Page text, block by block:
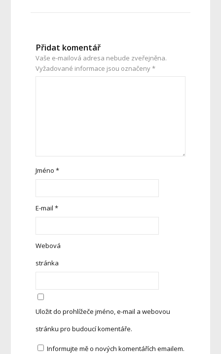
Přidat komentář
Vaše e-mailová adresa nebude zveřejněna.
Vyžadované informace jsou označeny*
Jméno*
E-mail*
Webová
stránka
Uložit do prohlížeče jméno, e-mail a webovou
stránku pro budoucí komentáře.
Informujte mě o nových komentářích emailem.